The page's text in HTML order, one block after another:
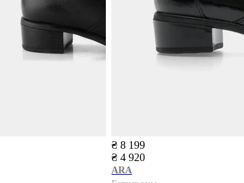
₴ 8 199
₴ 4 920
ARA